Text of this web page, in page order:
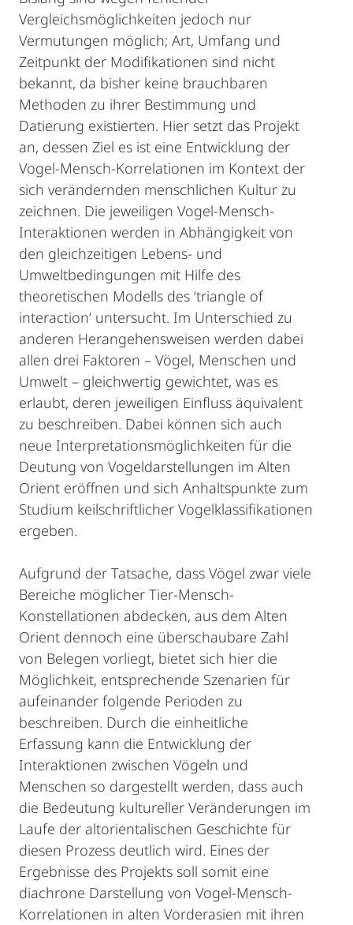
Vergleichsmöglichkeiten jedoch nur
Vermutungen möglich; Art, Umfang und
Zeitpunkt der Modifikationen sind nicht
bekannt, da bisher keine brauchbaren
Methoden zu ihrer Bestimmung und
Datierung existierten. Hier setzt das Projekt
an, dessen Ziel es ist eine Entwicklung der
Vogel-Mensch-Korrelationen im Kontext der
sich verändernden menschlichen Kultur zu
zeichnen. Die jeweiligen Vogel-Mensch-
Interaktionen werden in Abhängigkeit von
den gleichzeitigen Lebens- und
Umweltbedingungen mit Hilfe des
theoretischen Modells des ‘triangle of
interaction’ untersucht. Im Unterschied zu
anderen Herangehensweisen werden dabei
allen drei Faktoren – Vögel, Menschen und
Umwelt – gleichwertig gewichtet, was es
erlaubt, deren jeweiligen Einfluss äquivalent
zu beschreiben. Dabei können sich auch
neue Interpretationsmöglichkeiten für die
Deutung von Vogeldarstellungen im Alten
Orient eröffnen und sich Anhaltspunkte zum
Studium keilschriftlicher Vogelklassifikationen
ergeben.
Aufgrund der Tatsache, dass Vögel zwar viele
Bereiche möglicher Tier-Mensch-
Konstellationen abdecken, aus dem Alten
Orient dennoch eine überschaubare Zahl
von Belegen vorliegt, bietet sich hier die
Möglichkeit, entsprechende Szenarien für
aufeinander folgende Perioden zu
beschreiben. Durch die einheitliche
Erfassung kann die Entwicklung der
Interaktionen zwischen Vögeln und
Menschen so dargestellt werden, dass auch
die Bedeutung kultureller Veränderungen im
Laufe der altorientalischen Geschichte für
diesen Prozess deutlich wird. Eines der
Ergebnisse des Projekts soll somit eine
diachrone Darstellung von Vogel-Mensch-
Korrelationen in alten Vorderasien mit ihren